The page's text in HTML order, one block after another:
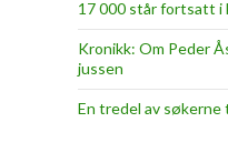
17 000 står fortsatt i
Kronikk: Om Peder
jussen
En tredel av